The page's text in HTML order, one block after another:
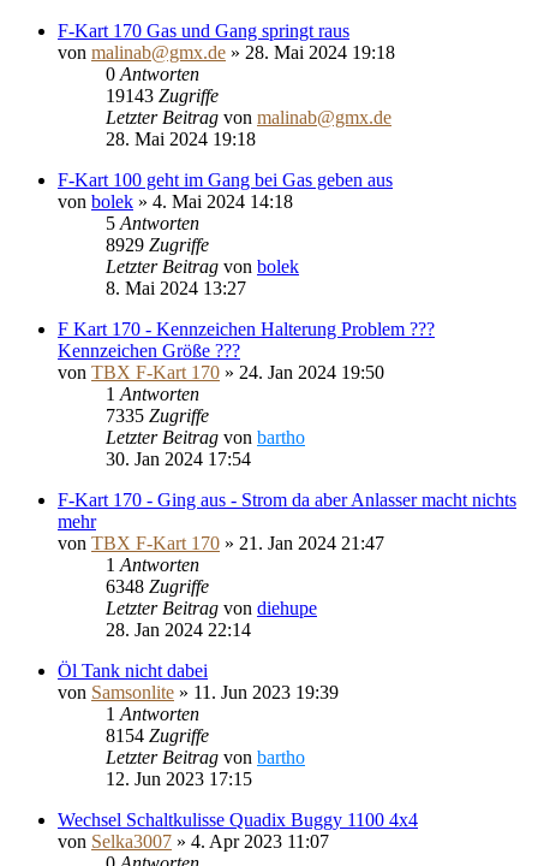
F-Kart 170 Gas und Gang springt raus
von malinab@gmx.de » 28. Mai 2024 19:18
0 Antworten
19143 Zugriffe
Letzter Beitrag von malinab@gmx.de
28. Mai 2024 19:18
F-Kart 100 geht im Gang bei Gas geben aus
von bolek » 4. Mai 2024 14:18
5 Antworten
8929 Zugriffe
Letzter Beitrag von bolek
8. Mai 2024 13:27
F Kart 170 - Kennzeichen Halterung Problem ???
Kennzeichen Größe ???
von TBX F-Kart 170 » 24. Jan 2024 19:50
1 Antworten
7335 Zugriffe
Letzter Beitrag von bartho
30. Jan 2024 17:54
F-Kart 170 - Ging aus - Strom da aber Anlasser macht nichts
mehr
von TBX F-Kart 170 » 21. Jan 2024 21:47
1 Antworten
6348 Zugriffe
Letzter Beitrag von diehupe
28. Jan 2024 22:14
Öl Tank nicht dabei
von Samsonlite » 11. Jun 2023 19:39
1 Antworten
8154 Zugriffe
Letzter Beitrag von bartho
12. Jun 2023 17:15
Wechsel Schaltkulisse Quadix Buggy 1100 4x4
von Selka3007 » 4. Apr 2023 11:07